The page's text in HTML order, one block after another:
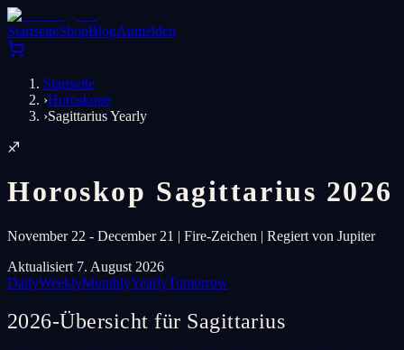
StartseiteShopBlogAnmelden
Startseite
›Horoskope
›Sagittarius Yearly
♐
Horoskop Sagittarius 2026
November 22 - December 21 | Fire-Zeichen | Regiert von Jupiter
Aktualisiert 7. August 2026
DailyWeeklyMonthlyYearlyTomorrow
2026-Übersicht für Sagittarius